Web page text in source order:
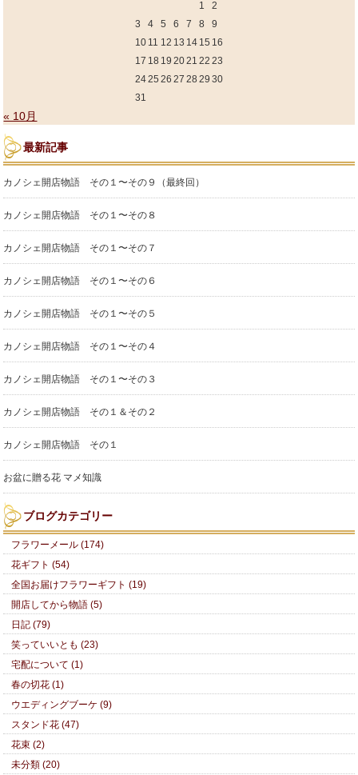
1
2
3
4 5 6 7 8
9
10 11 12 13 14 15 16
17 18 19 2021 22 23
2425 26 27 28 29 30
31
« 10月
最新記事
カノシェ開店物語 その１〜その９（最終回）
カノシェ開店物語 その１〜その８
カノシェ開店物語 その１〜その７
カノシェ開店物語 その１〜その６
カノシェ開店物語 その１〜その５
カノシェ開店物語 その１〜その４
カノシェ開店物語 その１〜その３
カノシェ開店物語 その１＆その２
カノシェ開店物語 その１
お盆に贈る花 マメ知識
ブログカテゴリー
フラワーメール (174)
花ギフト (54)
全国お届けフラワーギフト (19)
開店してから物語 (5)
日記 (79)
笑っていいとも (23)
宅配について (1)
春の切花 (1)
ウエディングブーケ (9)
スタンド花 (47)
花束 (2)
未分類 (20)